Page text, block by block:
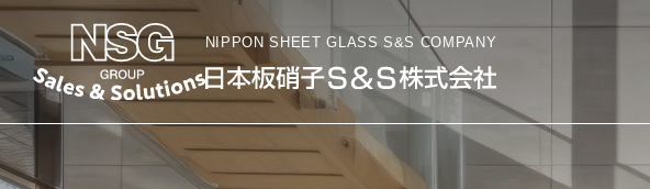
NIPPON SHEET GLASS S&S COMPANY